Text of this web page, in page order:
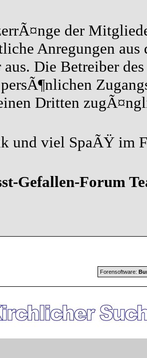
der
Anregungen
Die Betreiber
Dritten
und viel SpaÃŸ im
Gefallen-Forum
Forensoftware: